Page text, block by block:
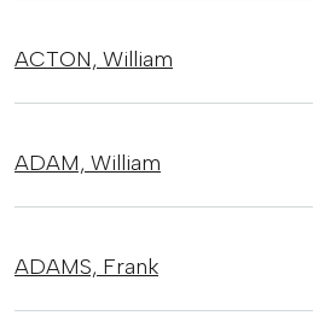
ACTON, William
ADAM, William
ADAMS, Frank